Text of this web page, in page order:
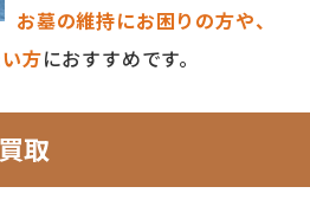
お墓の維持にお困りの方や、
方におすすめです。
取